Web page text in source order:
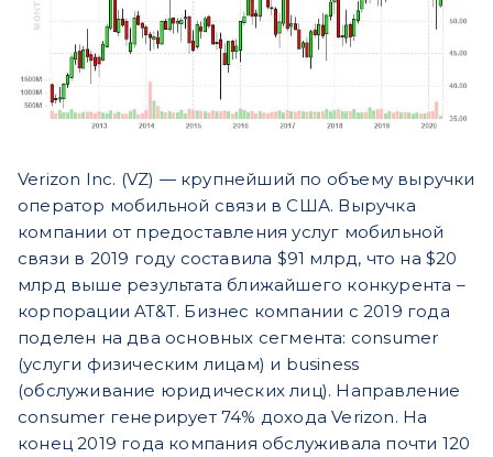
Verizon Inc. (VZ) — крупнейший по объему выручки
оператор мобильной связи в США. Выручка
компании от предоставления услуг мобильной
связи в 2019 году составила $91 млрд, что на $20
млрд выше результата ближайшего конкурента –
корпорации AT&T. Бизнес компании с 2019 года
поделен на два основных сегмента: consumer
(услуги физическим лицам) и business
(обслуживание юридических лиц). Направление
consumer генерирует 74% дохода Verizon. На
конец 2019 года компания обслуживала почти 120